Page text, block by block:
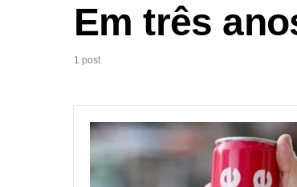
Em três
1 post